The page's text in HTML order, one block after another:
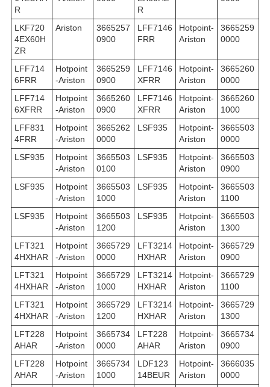
R
R
LKF720
4EX60H
ZR
Ariston
3665257
0900
LFF7146
FRR
Hotpoint-
Ariston
3665259
0000
LFF714
6FRR
Hotpoint
-Ariston
3665259
0900
LFF7146
XFRR
Hotpoint-
Ariston
3665260
0000
LFF714
6XFRR
Hotpoint
-Ariston
3665260
0900
LFF7146
XFRR
Hotpoint-
Ariston
3665260
1000
LFF831
4FRR
Hotpoint
-Ariston
3665262
0000
LSF935
Hotpoint-
Ariston
3665503
0000
LSF935
Hotpoint
-Ariston
3665503
0100
LSF935
Hotpoint-
Ariston
3665503
0900
LSF935
Hotpoint
-Ariston
3665503
1000
LSF935
Hotpoint-
Ariston
3665503
1100
LSF935
Hotpoint
-Ariston
3665503
1200
LSF935
Hotpoint-
Ariston
3665503
1300
LFT321
4HXHAR
Hotpoint
-Ariston
3665729
0000
LFT3214
HXHAR
Hotpoint-
Ariston
3665729
0900
LFT321
4HXHAR
Hotpoint
-Ariston
3665729
1000
LFT3214
HXHAR
Hotpoint-
Ariston
3665729
1100
LFT321
4HXHAR
Hotpoint
-Ariston
3665729
1200
LFT3214
HXHAR
Hotpoint-
Ariston
3665729
1300
LFT228
AHAR
Hotpoint
-Ariston
3665734
0000
LFT228
AHAR
Hotpoint-
Ariston
3665734
0900
LFT228
AHAR
Hotpoint
-Ariston
3665734
1000
LDF123
14BEUR
Hotpoint-
Ariston
3666035
0000